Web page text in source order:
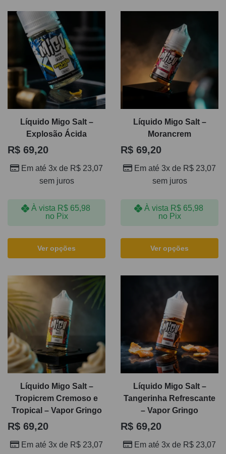
Líquido Migo Salt –
Explosão Ácida
R$ 69,20
Em até 3x de R$ 23,07
sem juros
À vista R$65,98
no Pix
Ver opções
Líquido Migo Salt –
Morancrem
R$ 69,20
Em até 3x de R$ 23,07
sem juros
À vista R$65,98
no Pix
Ver opções
Líquido Migo Salt –
Tropicrem Cremoso e
Tropical – Vapor Gringo
R$ 69,20
Em até 3x de R$ 23,07
Líquido Migo Salt –
Tangerinha Refrescante
– Vapor Gringo
R$ 69,20
Em até 3x de R$ 23,07